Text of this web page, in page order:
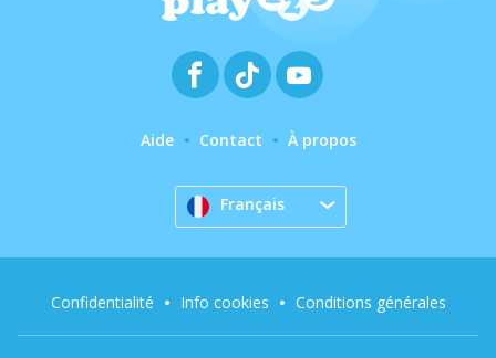
Aide Contact À propos
Français
Confidentialité Info cookies Conditions générales